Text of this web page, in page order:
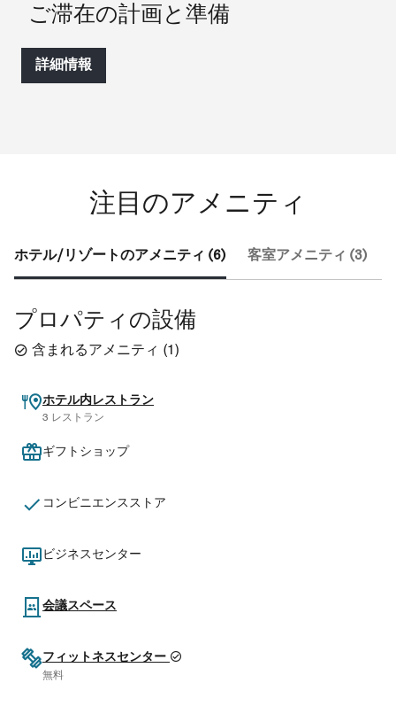
ご滞在の計画と準備
詳細情報
注目のアメニティ
ホテル/リゾートのアメニティ (6) 客室アメニティ (3)
プロパティの設備
含まれるアメニティ (1)
ホテル内レストラン
3 レストラン
ギフトショップ
コンビニエンスストア
ビジネスセンター
会議スペース
フィットネスセンター
無料